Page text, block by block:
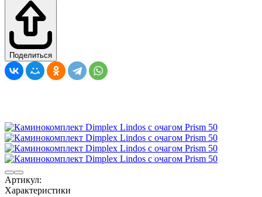
Поделиться
Артикул:
Характеристики